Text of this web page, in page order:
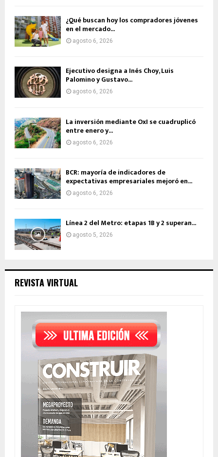
¿Qué buscan hoy los compradores jóvenes
en el mercado...
agosto 6, 2026
Ejecutivo designa a Inés Choy, Luis
Palomino y Gustavo...
agosto 6, 2026
La inversión mediante OxI se cuadruplicó
entre enero y...
agosto 6, 2026
BCR: mayoría de indicadores de
expectativas empresariales mejoró en...
agosto 6, 2026
Línea 2 del Metro: etapas 1B y 2 superan...
agosto 5, 2026
REVISTA VIRTUAL